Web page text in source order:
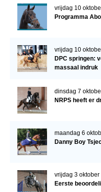
vrijdag 10
Programma
vrijdag 10
DPC springen:
massaal indruk
dinsdag 7
NRPS heeft er
maandag 6
Danny Boy
vrijdag 3 oktober
Eerste